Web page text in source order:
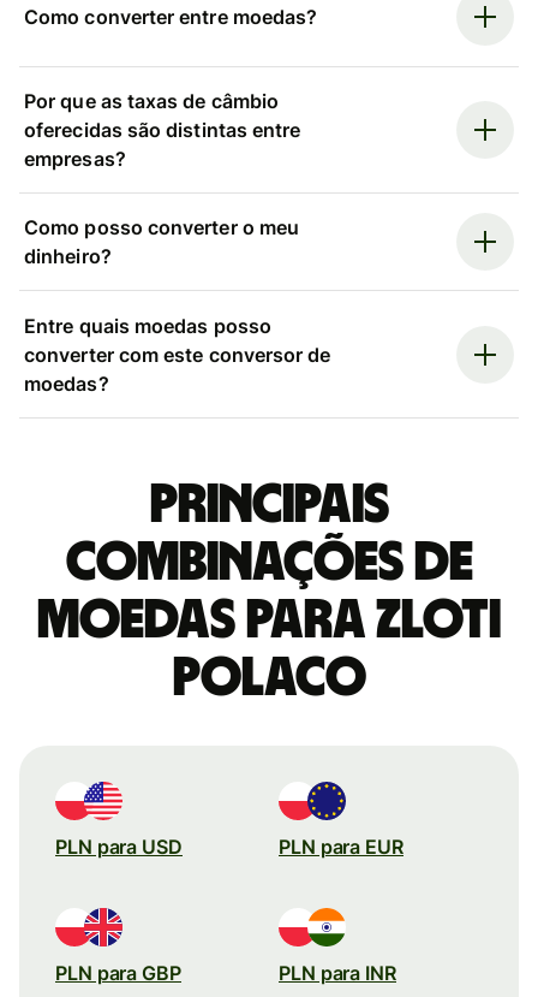
Como converter entre moedas?
Por que as taxas de câmbio
oferecidas são distintas entre
empresas?
Como posso converter o meu
dinheiro?
Entre quais moedas posso
converter com este conversor de
moedas?
Principais
combinações de
moedas para Zloti
polaco
PLN para USD PLN para EUR
PLN para GBP PLN para INR